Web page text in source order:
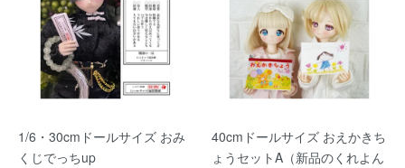
1/6・30cmドールサイズ おみ
くじでっちup
40cmドールサイズ おえかきち
ょうセットA（新品のくれよん